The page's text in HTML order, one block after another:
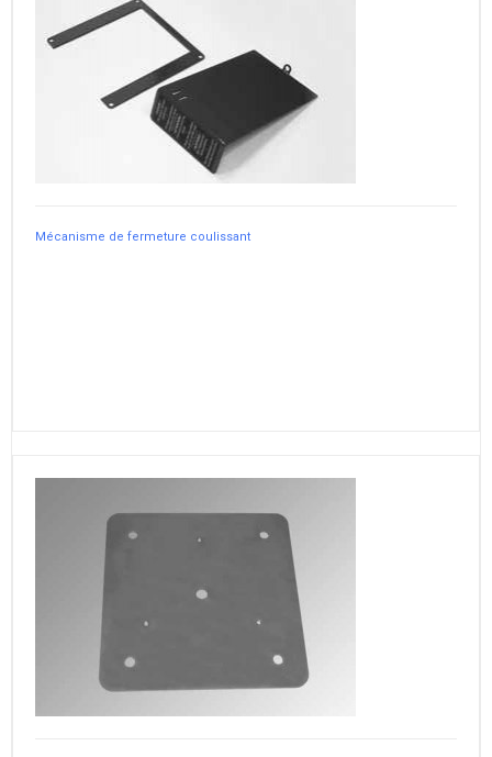
Mécanisme de fermeture coulissant